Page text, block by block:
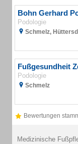
Bohn Gerhard
Podologie
Schmelz,
Podologie
Schmelz
Bewertungen
Medizinische